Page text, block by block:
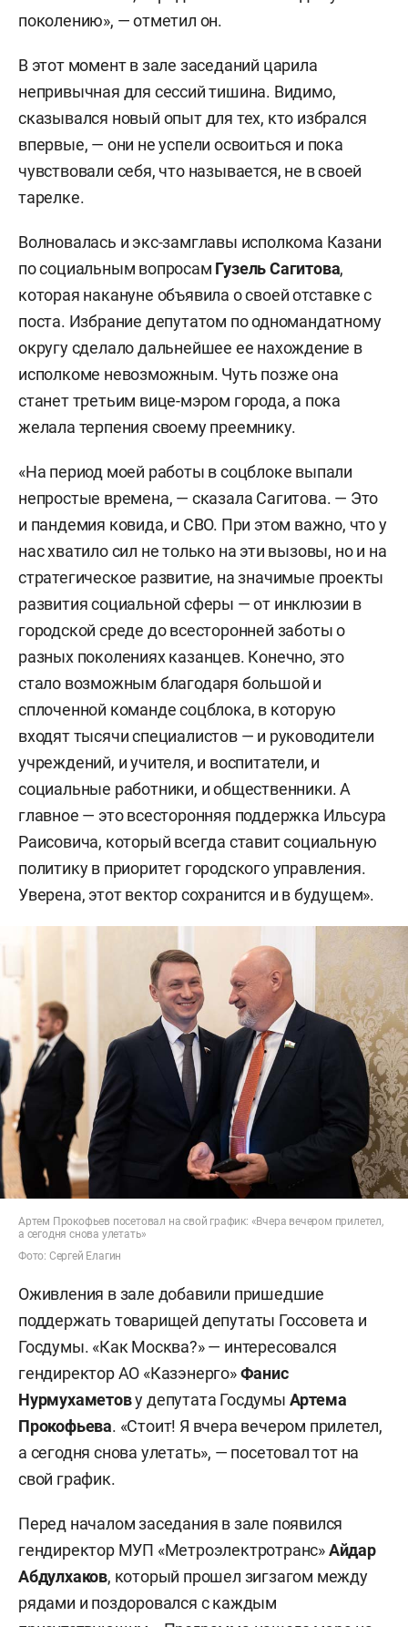
поколению», — отметил он.
В этот момент в зале заседаний царила
непривычная для сессий тишина. Видимо,
сказывался новый опыт для тех, кто избрался
впервые, — они не успели освоиться и пока
чувствовали себя, что называется, не в своей
тарелке.
Волновалась и экс-замглавы исполкома Казани
по социальным вопросам Гузель Сагитова,
которая накануне объявила о своей отставке с
поста. Избрание депутатом по одномандатному
округу сделало дальнейшее ее нахождение в
исполкоме невозможным. Чуть позже она
станет третьим вице-мэром города, а пока
желала терпения своему преемнику.
«На период моей работы в соцблоке выпали
непростые времена, — сказала Сагитова. — Это
и пандемия ковида, и СВО. При этом важно, что у
нас хватило сил не только на эти вызовы, но и на
стратегическое развитие, на значимые проекты
развития социальной сферы — от инклюзии в
городской среде до всесторонней заботы о
разных поколениях казанцев. Конечно, это
стало возможным благодаря большой и
сплоченной команде соцблока, в которую
входят тысячи специалистов — и руководители
учреждений, и учителя, и воспитатели, и
социальные работники, и общественники. А
главное — это всесторонняя поддержка Ильсура
Раисовича, который всегда ставит социальную
политику в приоритет городского управления.
Уверена, этот вектор сохранится и в будущем».
Артем Прокофьев посетовал на свой график: «Вчера вечером прилетел,
а сегодня снова улетать»
Фото: Сергей Елагин
Оживления в зале добавили пришедшие
поддержать товарищей депутаты Госсовета и
Госдумы. «Как Москва?» — интересовался
гендиректор АО «Казэнерго»Фанис
Нурмухаметову депутата Госдумы Артема
Прокофьева. «Стоит! Я вчера вечером прилетел,
а сегодня снова улетать», — посетовал тот на
свой график.
Перед началом заседания в зале появился
гендиректор МУП «Метроэлектротранс»Айдар
Абдулхаков, который прошел зигзагом между
рядами и поздоровался с каждым